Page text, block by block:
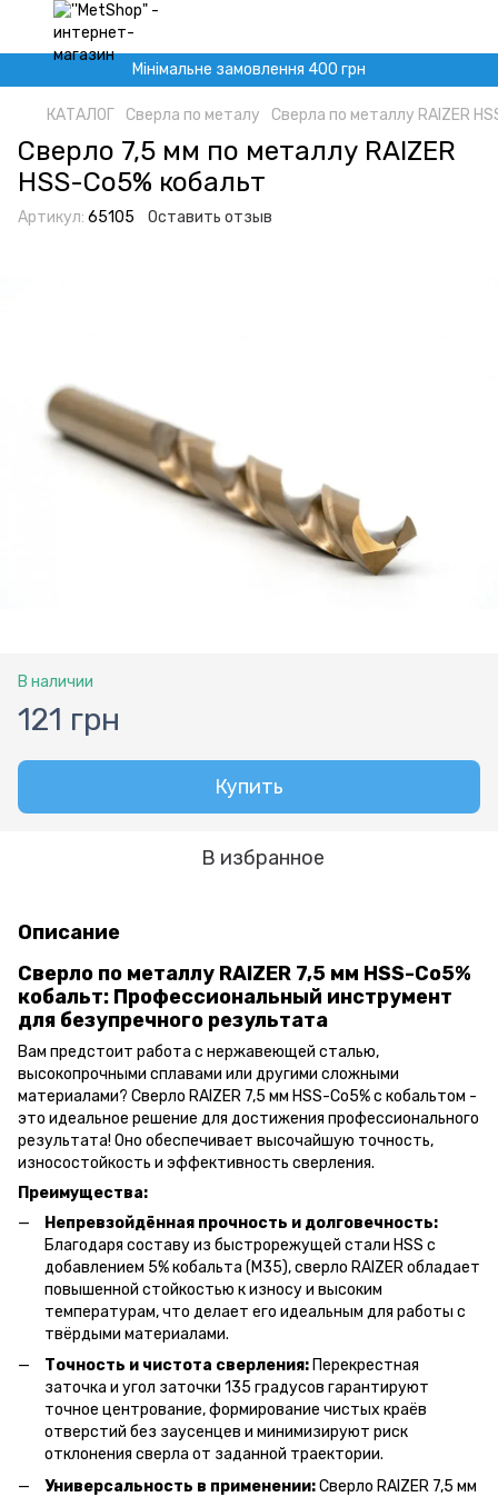
Мінімальне замовлення 400 грн
КАТАЛОГ Сверла по металу Сверла по металлу RAIZER
Сверло 7,5 мм по металлу RAIZER
HSS-Co5% кобальт
Артикул: 65105 Оставить отзыв
В наличии
121 грн
Купить
В избранное
Описание
Сверло по металлу RAIZER 7,5 мм HSS-Co5%
кобальт: Профессиональный инструмент
для безупречного результата
Вам предстоит работа с нержавеющей сталью,
высокопрочными сплавами или другими сложными
материалами? Сверло RAIZER 7,5 мм HSS-Co5% с кобальтом -
это идеальное решение для достижения профессионального
результата! Оно обеспечивает высочайшую точность,
износостойкость и эффективность сверления.
Преимущества:
Непревзойдённая прочность и долговечность:
Благодаря составу из быстрорежущей стали HSS с
добавлением 5% кобальта (M35), сверло RAIZER обладает
повышенной стойкостью к износу и высоким
температурам, что делает его идеальным для работы с
твёрдыми материалами.
Точность и чистота сверления: Перекрестная
заточка и угол заточки 135 градусов гарантируют
точное центрование, формирование чистых краёв
отверстий без заусенцев и минимизируют риск
отклонения сверла от заданной траектории.
Универсальность в применении:Сверло RAIZER 7,5 мм